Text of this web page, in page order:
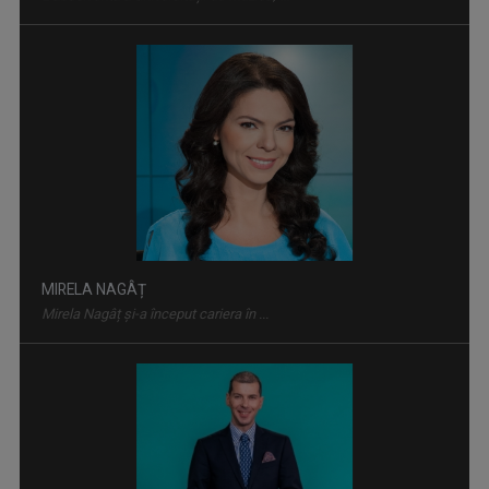
MATCA. LITERATURĂ ÎN DIRECT
Magazinul dedicat literaturii contemporane, ...
Mirela Nagâț şi-a început cariera în ...
MARIUS CONSTANTINESCU